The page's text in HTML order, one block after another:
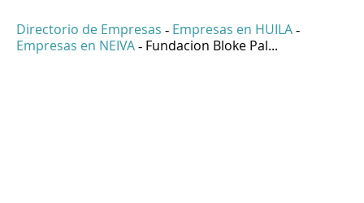
Directorio de Empresas - Empresas en HUILA -
Empresas en NEIVA - Fundacion Bloke Pal...